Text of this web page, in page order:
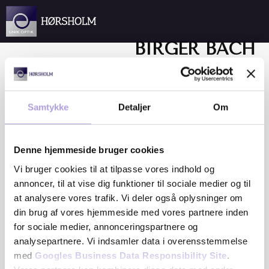
Samtykke Detaljer Om
Denne hjemmeside bruger cookies
Vi bruger cookies til at tilpasse vores indhold og
annoncer, til at vise dig funktioner til sociale medier og til
at analysere vores trafik. Vi deler også oplysninger om
din brug af vores hjemmeside med vores partnere inden
for sociale medier, annonceringspartnere og
analysepartnere. Vi indsamler data i overensstemmelse
med Googles Business Data Responsibility Site
Spring til hovedindhold
Spring til sidefod
BIRGER BACH
IVERSEN
Unik Optik Hørsholm,
Hørsholm
Birger er det faglige anker
Han blev uddannet i 1988 og
har været en fast del af
butikken siden 1993, før han i
2003 overtog forretningen
som indehaver.
Med over 25 års
specialiseret erfaring i
tilpasning af alle typer